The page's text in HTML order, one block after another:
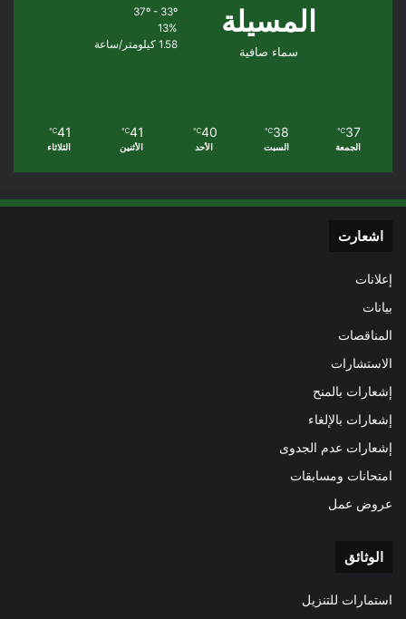
المسيلة
سماء صافية
37º - 33º
13%
1.58 كيلومتر/ساعة
37
℃
الجمعة
38
℃
السبت
40
℃
الأحد
41
℃
الأثنين
41
℃
الثلاثاء
اشعارت
إعلانات
بيانات
المناقصات
الاستشارات
إشعارات بالمنح
إشعارات بالإلغاء
إشعارات عدم الجدوى
امتحانات ومسابقات
عروض عمل
الوثائق
استمارات للتنزيل